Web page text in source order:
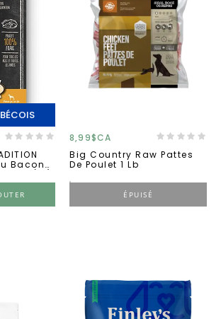
Bacon
8,99$CA
Big Country Raw Pattes
De Poulet 1 Lb
ÉPUISÉ